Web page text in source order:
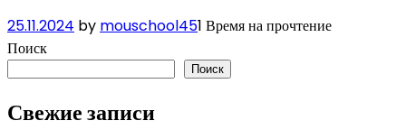
25.11.2024 by mouschool451 Время на прочтение
Поиск
Поиск
Свежие записи